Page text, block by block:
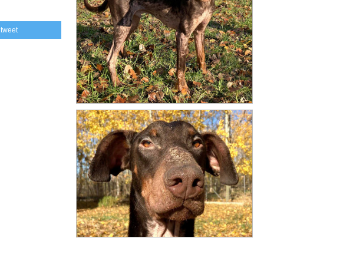
tweet